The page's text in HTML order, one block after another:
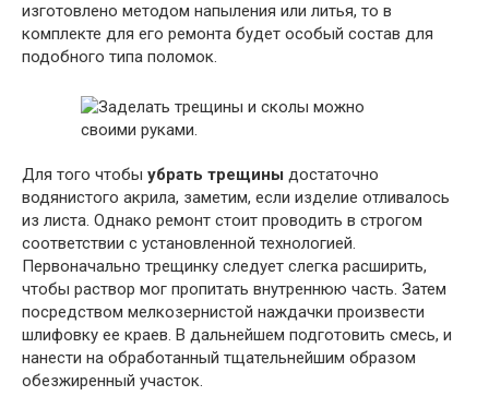
изготовлено методом напыления или литья, то в
комплекте для его ремонта будет особый состав для
подобного типа поломок.
Для того чтобы убрать трещины достаточно
водянистого акрила, заметим, если изделие отливалось
из листа. Однако ремонт стоит проводить в строгом
соответствии с установленной технологией.
Первоначально трещинку следует слегка расширить,
чтобы раствор мог пропитать внутреннюю часть. Затем
посредством мелкозернистой наждачки произвести
шлифовку ее краев. В дальнейшем подготовить смесь, и
нанести на обработанный тщательнейшим образом
обезжиренный участок.